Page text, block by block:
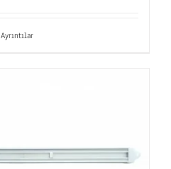
Ayrıntılar